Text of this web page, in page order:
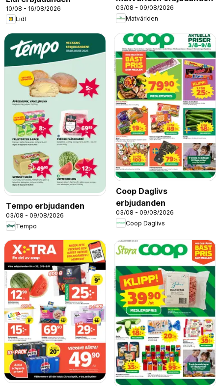
10/08 - 16/08/2026
Lidl
03/08 - 09/08/2026
Matvärlden
Tempo erbjudanden
03/08 - 09/08/2026
Tempo
Coop Daglivs
erbjudanden
03/08 - 09/08/2026
Coop Daglivs